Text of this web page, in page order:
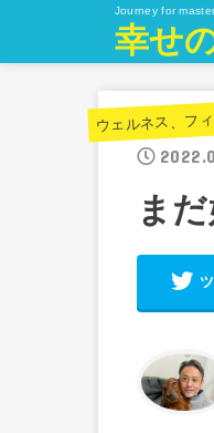
Journey for
幸せ
ウェルネス、フ
ま